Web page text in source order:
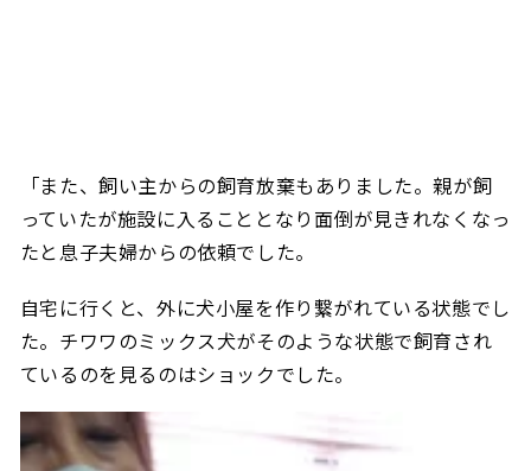
「また、飼い主からの飼育放棄もありました。親が飼
っていたが施設に入ることとなり面倒が見きれなくなっ
たと息子夫婦からの依頼でした。
自宅に行くと、外に犬小屋を作り繋がれている状態でし
た。チワワのミックス犬がそのような状態で飼育され
ているのを見るのはショックでした。